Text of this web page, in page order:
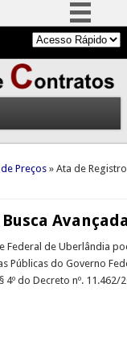
BR
Participe
à informação
Canais
Preços» Ata de
Federal de Uberlândia
Públicas do Governo
4º do Decreto nº. 11.462/